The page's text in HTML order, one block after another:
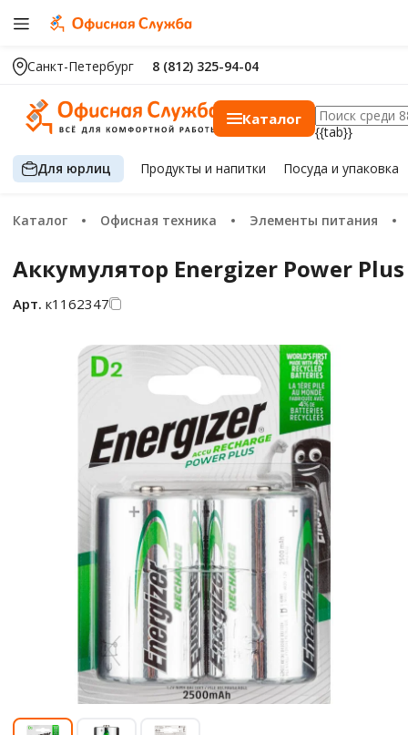
Санкт-Петербург 8 (812) 325-94-04
Каталог
{{tab}}
Для юрлиц Продуктыи напитки Посуда и упаковка
Каталог Офисная техника Элементы питания
Аккумулятор Energizer Power
Арт. к1162347